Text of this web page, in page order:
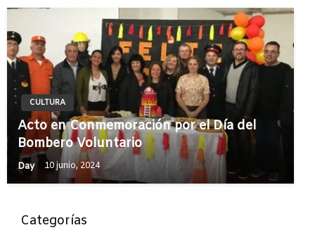
CULTURA
Acto en Conmemoración por el Día del
Bombero Voluntario
Day 10 junio, 2024
Categorías